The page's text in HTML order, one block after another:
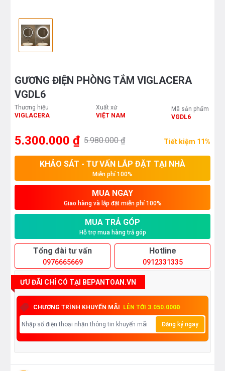
GƯƠNG ĐIỆN PHÒNG TẮM VIGLACERA
VGDL6
Thương hiệu
VIGLACERA
Xuất xứ
VIỆT NAM
Mã sản phẩm
VGDL6
5.300.000 ₫ 5.980.000 ₫ Tiết kiệm 11%
KHẢO SÁT - TƯ VẤN LẮP ĐẶT TẠI NHÀ
Miễn phí 100%
MUA NGAY
Giao hàng và lắp đặt miễn phí 100%
MUA TRẢ GÓP
Hỗ trợ mua hàng trả góp
Tổng đài tư vấn
0976665669
Hotline
0912331335
ƯU ĐÃI CHỈ CÓ TẠI BEPANTOAN.VN
CHƯƠNG TRÌNH KHUYẾN MÃI LÊN TỚI 3.050.000Đ
Đăng ký ngay